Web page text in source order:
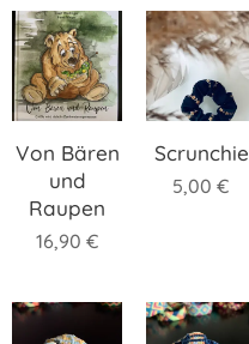
Von Bären
und
Raupen
16,90 €
Scrunchie
5,00 €